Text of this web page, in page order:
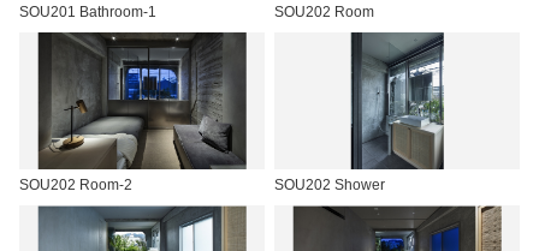
SOU201 Bathroom-1 SOU202 Room
SOU202 Room-2 SOU202 Shower